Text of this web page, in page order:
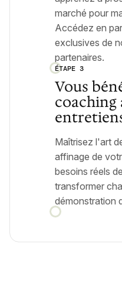
marché pour
Accédez en
exclusives de
partenaires.
ÉTAPE 3
Vous
coaching
Maîtrisez l'art
affinage de
besoins réels
transformer
démonstration